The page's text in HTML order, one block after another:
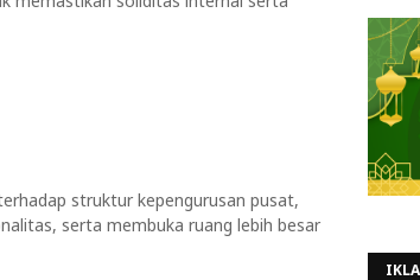
struktur kepengurusan pusat,
serta membuka ruang lebih besar